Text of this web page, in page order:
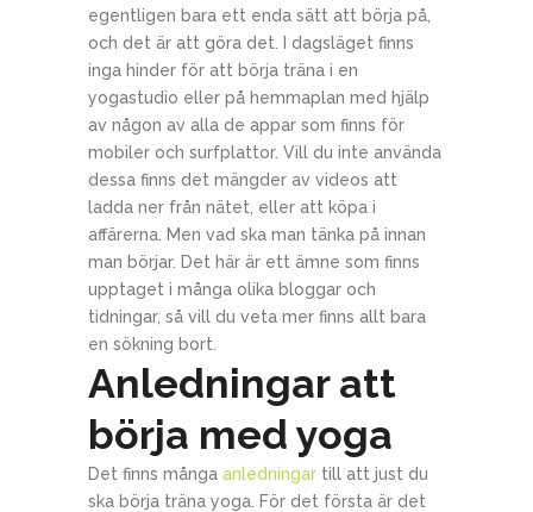
egentligen bara ett enda sätt att börja på,
och det är att göra det. I dagsläget finns
inga hinder för att börja träna i en
yogastudio eller på hemmaplan med hjälp
av någon av alla de appar som finns för
mobiler och surfplattor. Vill du inte använda
dessa finns det mängder av videos att
ladda ner från nätet, eller att köpa i
affärerna. Men vad ska man tänka på innan
man börjar. Det här är ett ämne som finns
upptaget i många olika bloggar och
tidningar, så vill du veta mer finns allt bara
en sökning bort.
Anledningar att
börja med yoga
Det finns många anledningar till att just du
ska börja träna yoga. För det första är det